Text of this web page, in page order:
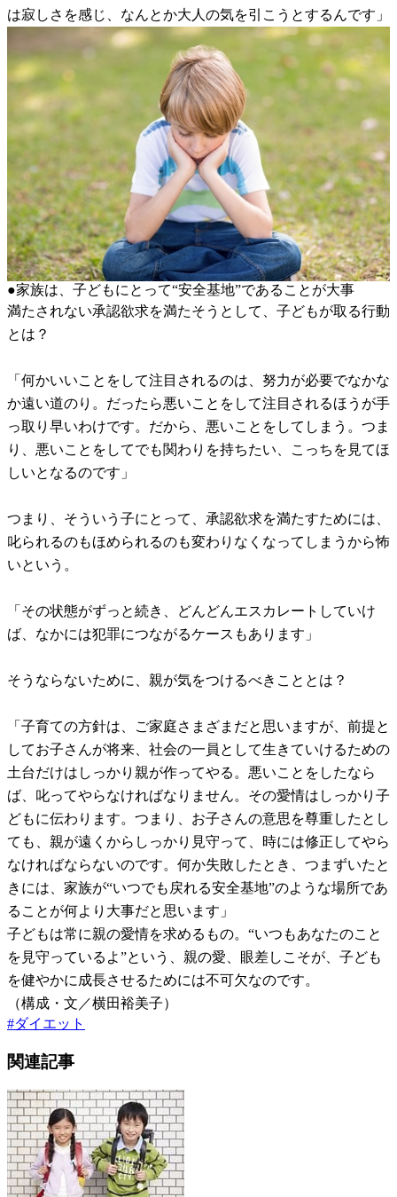
は寂しさを感じ、なんとか大人の気を引こうとするんです」
●家族は、子どもにとって“安全基地”であることが大事
満たされない承認欲求を満たそうとして、子どもが取る行動
とは？
「何かいいことをして注目されるのは、努力が必要でなかな
か遠い道のり。だったら悪いことをして注目されるほうが手
っ取り早いわけです。だから、悪いことをしてしまう。つま
り、悪いことをしてでも関わりを持ちたい、こっちを見てほ
しいとなるのです」
つまり、そういう子にとって、承認欲求を満たすためには、
叱られるのもほめられるのも変わりなくなってしまうから怖
いという。
「その状態がずっと続き、どんどんエスカレートしていけ
ば、なかには犯罪につながるケースもあります」
そうならないために、親が気をつけるべきこととは？
「子育ての方針は、ご家庭さまざまだと思いますが、前提と
してお子さんが将来、社会の一員として生きていけるための
土台だけはしっかり親が作ってやる。悪いことをしたなら
ば、叱ってやらなければなりません。その愛情はしっかり子
どもに伝わります。つまり、お子さんの意思を尊重したとし
ても、親が遠くからしっかり見守って、時には修正してやら
なければならないのです。何か失敗したとき、つまずいたと
きには、家族が“いつでも戻れる安全基地”のような場所であ
ることが何より大事だと思います」
子どもは常に親の愛情を求めるもの。“いつもあなたのこと
を見守っているよ”という、親の愛、眼差しこそが、子ども
を健やかに成長させるためには不可欠なのです。
（構成・文／横田裕美子）
#ダイエット
関連記事